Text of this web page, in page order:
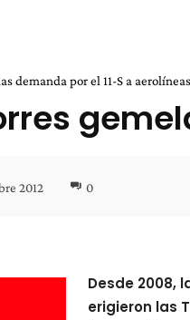
demanda por el 11-S a aerolíneas
2012 0
Desde 2008,
erigieron las